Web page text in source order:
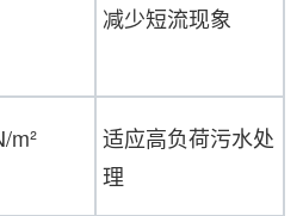
减少短流现象
m²
适应高负荷污水处
理